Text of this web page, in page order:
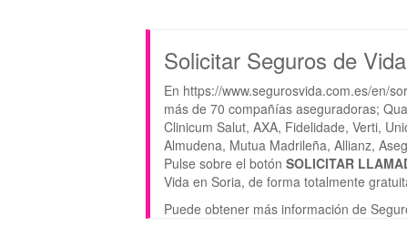
Solicitar Seguros de
En https://www.segurosvida.com.es/en/
más de 70 compañías aseguradoras;
Clinicum Salut, AXA, Fidelidade, Verti,
Almudena, Mutua Madrileña, Allianz,
Pulse sobre el botón SOLICITAR
Vida en Soria, de forma totalmente
Puede obtener más información de